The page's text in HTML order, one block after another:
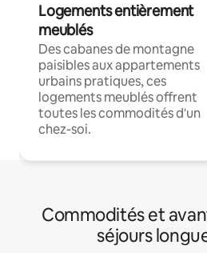
Logements entièrement
meublés
Des cabanes de montagne
paisibles aux appartements
urbains pratiques, ces
logements meublés offrent
toutes les commodités d'un
chez-soi.
Commodités et
séjours